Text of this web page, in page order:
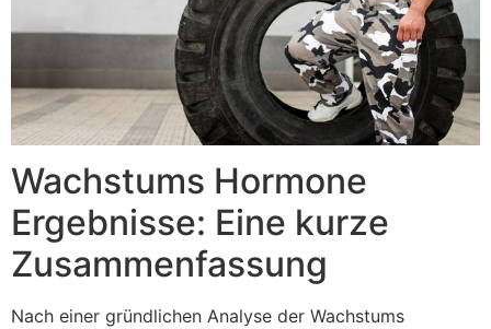
Wachstums Hormone
Ergebnisse: Eine kurze
Zusammenfassung
Nach einer gründlichen Analyse der Wachstums